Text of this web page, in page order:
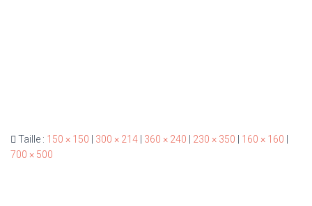
Taille : 150 × 150 | 300 × 214 | 360 × 240 | 230 × 350 | 160 × 160 |
700 × 500